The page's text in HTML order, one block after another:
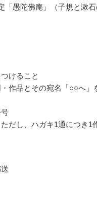
「愚陀佛庵」（子規と漱
けること
作品とその宛名「○○へ」
だし、ハガキ1通につき1